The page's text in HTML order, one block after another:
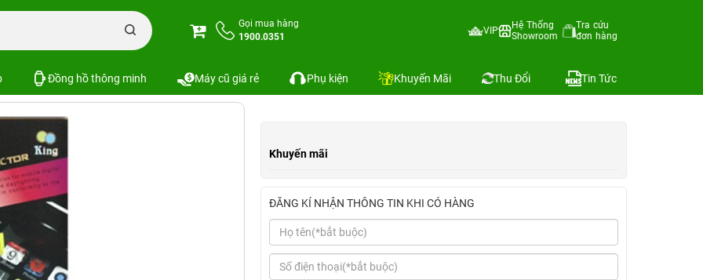
Gọi mua hàng
1900.0351
VIP
Hệ Thống
Showroom
Tra cứu
đơn hàng
Đồng hồ thông minh Máy cũ giá rẻ Phụ kiện Khuyến Mãi Thu Đổi Tin Tức
Khuyến mãi
ĐĂNG KÍ NHẬN THÔNG TIN KHI CÓ HÀNG